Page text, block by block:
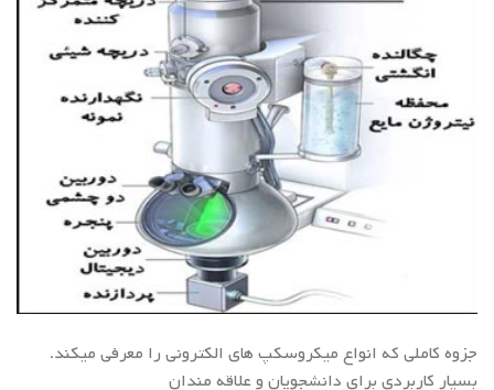
جزوه کاملی که انواع میکروسکپ های الکترونی را معرفی میکند.
بسیار کاربردی برای دانشجویان و علاقه مندان